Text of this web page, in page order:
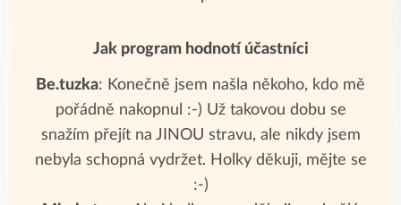
Jak program hodnotí účastníci
Be.tuzka: Konečně jsem našla někoho, kdo mě
pořádně nakopnul :-) Už takovou dobu se
snažím přejít na JINOU stravu, ale nikdy jsem
nebyla schopná vydržet. Holky děkuji, mějte se
:-)